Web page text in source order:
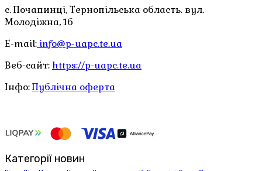
с. Почапинці, Тернопільська область. вул.
Молодіжна, 1б
E-mail: info@p-uapc.te.ua
Веб-сайт: https://p-uapc.te.ua
Інфо:Публічна оферта
Категорії новин